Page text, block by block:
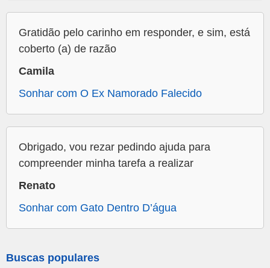
Gratidão pelo carinho em responder, e sim, está
coberto (a) de razão
Camila
Sonhar com O Ex Namorado Falecido
Obrigado, vou rezar pedindo ajuda para
compreender minha tarefa a realizar
Renato
Sonhar com Gato Dentro D’água
Buscas populares